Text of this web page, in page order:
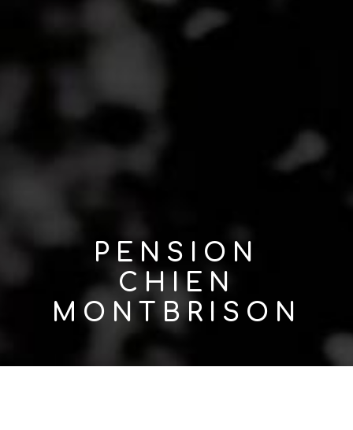
PENSION
CHIEN
MONTBRISON